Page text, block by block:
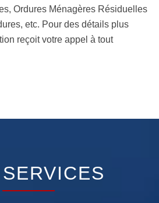
Ordures Ménagères Résiduelles
etc. Pour des détails plus
reçoit votre appel à tout